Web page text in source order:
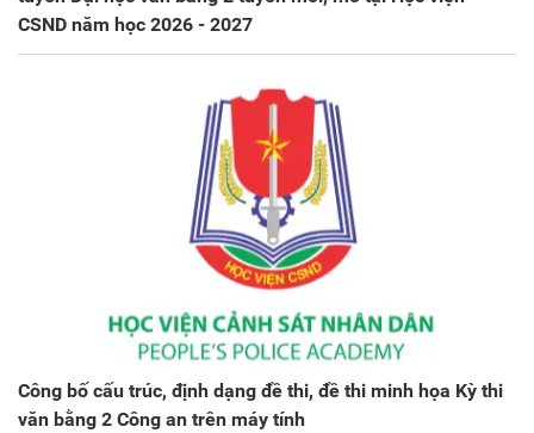
CSND năm học 2026 - 2027
Công bố cấu trúc, định dạng đề thi, đề thi minh họa Kỳ thi
văn bằng 2 Công an trên máy tính